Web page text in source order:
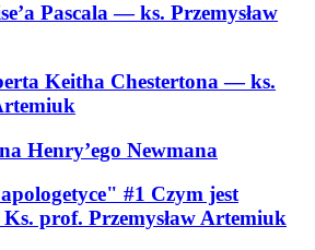
Pascala— ks. Przemysław
Keitha Chestertona— ks.
Henry’ego Newmana
#1 Czym jest
prof. Przemysław Artemiuk